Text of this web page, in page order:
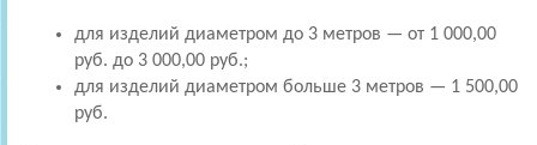
для изделий диаметром до 3 метров — от 1 000,00
руб. до 3 000,00 руб.;
для изделий диаметром больше 3 метров — 1 500,00
руб.